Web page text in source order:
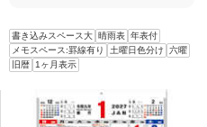
書き込みスペース大 晴雨表 年表付
メモスペース:罫線有り
土曜日色分け
六曜
旧暦 1ヶ月表示